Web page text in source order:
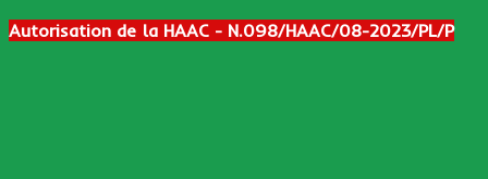
Autorisation de la HAAC - N.098/HAAC/08-2023/PL/P